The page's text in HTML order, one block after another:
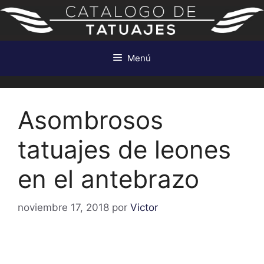
Saltar
contenido
Menú
Asombrosos
tatuajes de leones
en el antebrazo
noviembre 17, 2018 por Victor